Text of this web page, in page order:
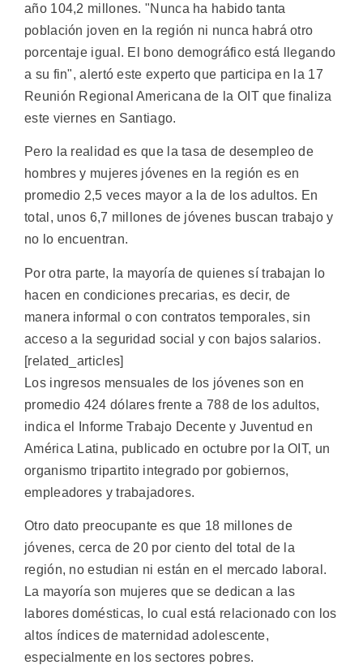
año 104,2 millones. "Nunca ha habido tanta
población joven en la región ni nunca habrá otro
porcentaje igual. El bono demográfico está llegando
a su fin", alertó este experto que participa en la 17
Reunión Regional Americana de la OIT que finaliza
este viernes en Santiago.
Pero la realidad es que la tasa de desempleo de
hombres y mujeres jóvenes en la región es en
promedio 2,5 veces mayor a la de los adultos. En
total, unos 6,7 millones de jóvenes buscan trabajo y
no lo encuentran.
Por otra parte, la mayoría de quienes sí trabajan lo
hacen en condiciones precarias, es decir, de
manera informal o con contratos temporales, sin
acceso a la seguridad social y con bajos salarios.
[related_articles]
Los ingresos mensuales de los jóvenes son en
promedio 424 dólares frente a 788 de los adultos,
indica el Informe Trabajo Decente y Juventud en
América Latina, publicado en octubre por la OIT, un
organismo tripartito integrado por gobiernos,
empleadores y trabajadores.
Otro dato preocupante es que 18 millones de
jóvenes, cerca de 20 por ciento del total de la
región, no estudian ni están en el mercado laboral.
La mayoría son mujeres que se dedican a las
labores domésticas, lo cual está relacionado con los
altos índices de maternidad adolescente,
especialmente en los sectores pobres.